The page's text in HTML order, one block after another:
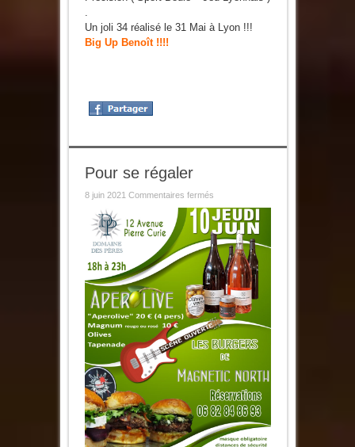
.
Un joli 34 réalisé le 31 Mai à Lyon !!!
Big Up Benoît !!!!
Pour se régaler
8 juin 2021 Commentaires ferméssur
régaler